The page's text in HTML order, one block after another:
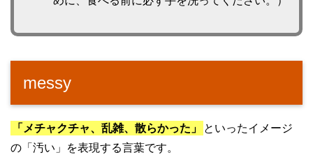
messy
「メチャクチャ、乱雑、散らかった」
といったイメージ
の「汚い」を表現する言葉です。